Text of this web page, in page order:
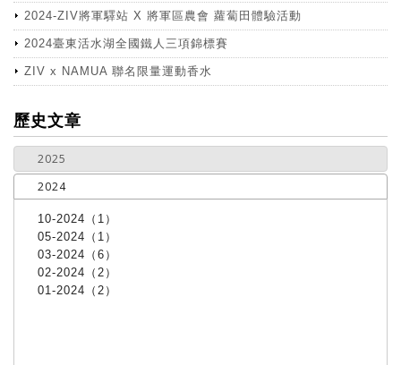
2024-ZIV將軍驛站 X 將軍區農會 蘿蔔田體驗活動
2024臺東活水湖全國鐵人三項錦標賽
ZIV x NAMUA 聯名限量運動香水
more
歷史文章
2025
2024
10-2024（1）
05-2024（1）
03-2024（6）
02-2024（2）
01-2024（2）